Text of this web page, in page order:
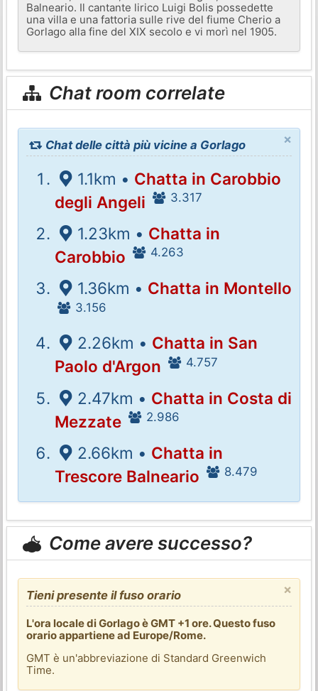
Balneario. Il cantante lirico Luigi Bolis possedette
una villa e una fattoria sulle rive del fiume Cherio a
Gorlago alla fine del XIX secolo e vi morì nel 1905.
Chat room correlate
×
Chat delle città più vicine a Gorlago
1.1km • Chatta in Carobbio
degli Angeli
3.317
1.23km • Chatta in
Carobbio
4.263
1.36km • Chatta in Montello
3.156
2.26km • Chatta in San
Paolo d'Argon
4.757
2.47km • Chatta in Costa di
Mezzate
2.986
2.66km • Chatta in
Trescore Balneario
8.479
Come avere successo?
×
Tieni presente il fuso orario
L'ora locale di Gorlago è GMT +1 ore. Questo fuso
orario appartiene ad Europe/Rome.
GMT è un'abbreviazione di Standard Greenwich
Time.